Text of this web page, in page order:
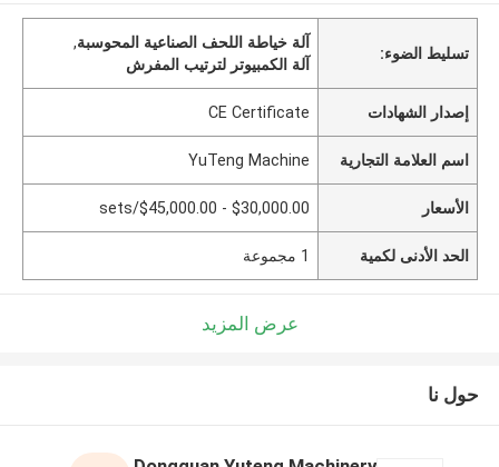
تسليط الضوء:
آلة خياطة اللحف الصناعية المحوسبة,
آلة الكمبيوتر لترتيب المفرش
إصدار الشهادات CE Certificate
اسم العلامة التجارية YuTeng Machine
الأسعار $30,000.00 - $45,000.00/sets
الحد الأدنى لكمية 1 مجموعة
عرض المزيد
حول نا